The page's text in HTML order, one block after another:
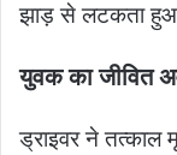
झाड़ से लटकता
युवक का जीवित
ड्राइवर ने तत्काल